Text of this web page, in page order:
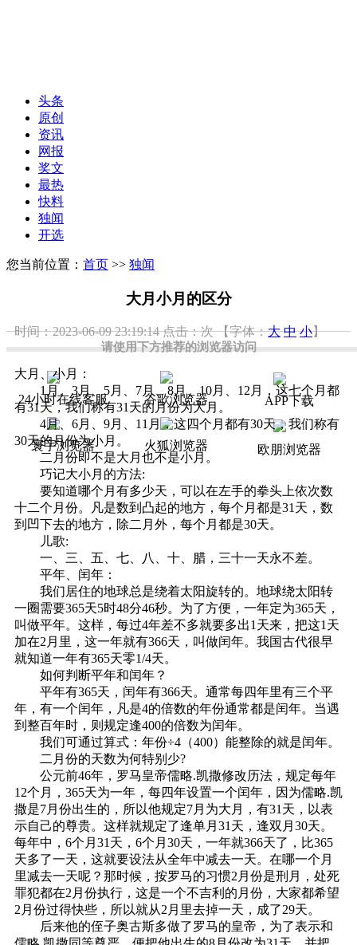
请使用下方推荐的浏览器访问
24小时在线客服 谷歌浏览器 APP下载
寰宇浏览器 火狐浏览器 欧朋浏览器
头条
原创
资讯
网报
奖文
最热
快料
独闻
开选
您当前位置： 首页 >> 独闻
大月小月的区分
时间：2023-06-09 23:19:14点击：次 【字体：大 中 小】
大月、小月：
1月、3月、5月、7月、8月、10月、12月，这七个月都
有31天，我们称有31天的月份为大月。
4月、6月、9月、11月，这四个月都有30天，我们称有
30天的月份为小月。
二月份即不是大月也不是小月。
巧记大小月的方法:
要知道哪个月有多少天，可以在左手的拳头上依次数
十二个月份。凡是数到凸起的地方，每个月都是31天，数
到凹下去的地方，除二月外，每个月都是30天。
儿歌:
一、三、五、七、八、十、腊，三十一天永不差。
平年、闰年：
我们居住的地球总是绕着太阳旋转的。地球绕太阳转
一圈需要365天5时48分46秒。为了方便，一年定为365天，
叫做平年。这样，每过4年差不多就要多出1天来，把这1天
加在2月里，这一年就有366天，叫做闰年。我国古代很早
就知道一年有365天零1/4天。
如何判断平年和闰年？
平年有365天，闰年有366天。通常每四年里有三个平
年，有一个闰年，凡是4的倍数的年份通常都是闰年。当遇
到整百年时，则规定逢400的倍数为闰年。
我们可通过算式：年份÷4（400）能整除的就是闰年。
二月份的天数为何特别少?
公元前46年，罗马皇帝儒略.凯撒修改历法，规定每年
12个月，365天为一年，每四年设置一个闰年，因为儒略.凯
撒是7月份出生的，所以他规定7月为大月，有31天，以表
示自己的尊贵。这样就规定了逢单月31天，逢双月30天。
每年中，6个月31天，6个月30天，一年就366天了，比365
天多了一天，这就要设法从全年中减去一天。在哪一个月
里减去一天呢？那时候，按罗马的习惯2月份是刑月，处死
罪犯都在2月份执行，这是一个不吉利的月份，大家都希望
2月份过得快些，所以就从2月里去掉一天，成了29天。
后来他的侄子奥古斯多做了罗马的皇帝，为了表示和